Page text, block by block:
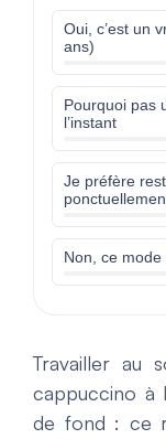
Oui, c’est un
ans)
Pourquoi pas
l’instant
Je préfère
Non, ce mode
Travailler au
cappuccino à
de fond : ce